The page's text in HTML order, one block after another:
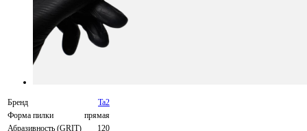
Бренд
Ta2
Форма пилки
прямая
Абразивность (GRIT)
120